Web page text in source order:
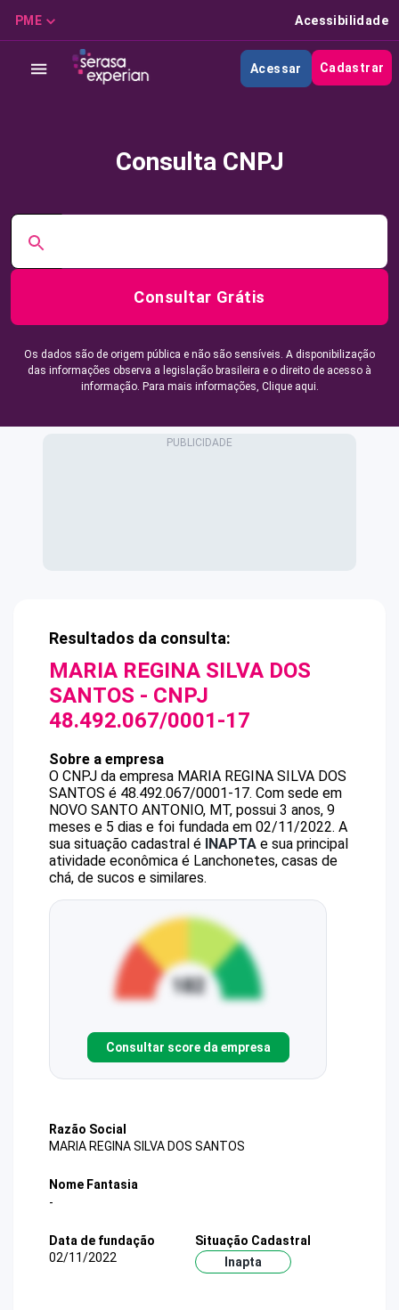
PME Acessibilidade
Acessar Cadastrar
Consulta CNPJ
Consultar Grátis
Os dados são de origem pública e não são sensíveis. A disponibilização
das informações observa a legislação brasileira e o direito de acesso à
informação. Para mais informações, Clique aqui.
Resultados da consulta:
MARIA REGINA SILVA DOS
SANTOS - CNPJ
48.492.067/0001-17
Sobre a empresa
O CNPJ da empresa MARIA REGINA SILVA DOS
SANTOS é 48.492.067/0001-17. Com sede em
NOVO SANTO ANTONIO, MT, possui 3 anos, 9
meses e 5 dias e foi fundada em 02/11/2022. A
sua situação cadastral é INAPTA e sua principal
atividade econômica é Lanchonetes, casas de
chá, de sucos e similares.
Consultar score da empresa
Razão Social
MARIA REGINA SILVA DOS SANTOS
Nome Fantasia
-
Data de fundação
02/11/2022
Situação Cadastral
Inapta